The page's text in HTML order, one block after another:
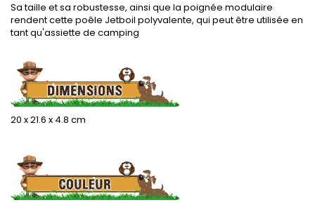
Sa taille et sa robustesse, ainsi que la poignée modulaire
rendent cette poêle Jetboil polyvalente, qui peut être utilisée en
tant qu'assiette de camping
.
20 x 21.6 x 4.8 cm
.